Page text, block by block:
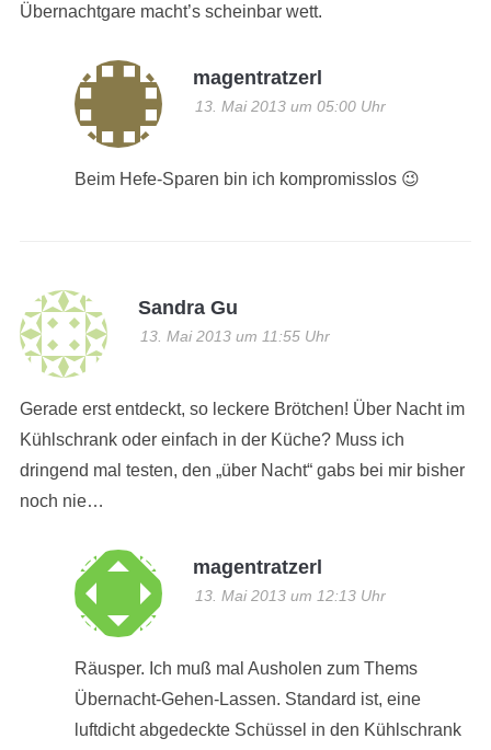
Übernachtgare macht’s scheinbar wett.
magentratzerl
13. Mai 2013 um 05:00 Uhr
Beim Hefe-Sparen bin ich kompromisslos 😉
Sandra Gu
13. Mai 2013 um 11:55 Uhr
Gerade erst entdeckt, so leckere Brötchen! Über Nacht im
Kühlschrank oder einfach in der Küche? Muss ich
dringend mal testen, den „über Nacht“ gabs bei mir bisher
noch nie…
magentratzerl
13. Mai 2013 um 12:13 Uhr
Räusper. Ich muß mal Ausholen zum Thems
Übernacht-Gehen-Lassen. Standard ist, eine
luftdicht abgedeckte Schüssel in den Kühlschrank